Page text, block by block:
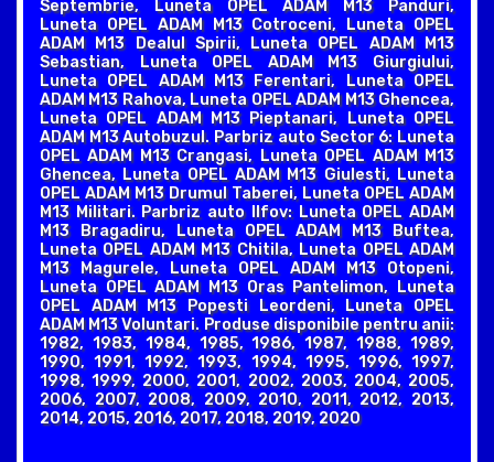
Septembrie, Luneta OPEL ADAM M13 Panduri,
Luneta OPEL ADAM M13 Cotroceni, Luneta OPEL
ADAM M13 Dealul Spirii, Luneta OPEL ADAM M13
Sebastian, Luneta OPEL ADAM M13 Giurgiului,
Luneta OPEL ADAM M13 Ferentari, Luneta OPEL
ADAM M13 Rahova, Luneta OPEL ADAM M13 Ghencea,
Luneta OPEL ADAM M13 Pieptanari, Luneta OPEL
ADAM M13 Autobuzul. Parbriz auto Sector 6: Luneta
OPEL ADAM M13 Crangasi, Luneta OPEL ADAM M13
Ghencea, Luneta OPEL ADAM M13 Giulesti, Luneta
OPEL ADAM M13 Drumul Taberei, Luneta OPEL ADAM
M13 Militari. Parbriz auto Ilfov: Luneta OPEL ADAM
M13 Bragadiru, Luneta OPEL ADAM M13 Buftea,
Luneta OPEL ADAM M13 Chitila, Luneta OPEL ADAM
M13 Magurele, Luneta OPEL ADAM M13 Otopeni,
Luneta OPEL ADAM M13 Oras Pantelimon, Luneta
OPEL ADAM M13 Popesti Leordeni, Luneta OPEL
ADAM M13 Voluntari. Produse disponibile pentru anii:
1982, 1983, 1984, 1985, 1986, 1987, 1988, 1989,
1990, 1991, 1992, 1993, 1994, 1995, 1996, 1997,
1998, 1999, 2000, 2001, 2002, 2003, 2004, 2005,
2006, 2007, 2008, 2009, 2010, 2011, 2012, 2013,
2014, 2015, 2016, 2017, 2018, 2019, 2020